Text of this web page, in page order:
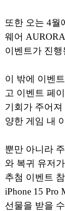
또한 오는 4월
웨어
이벤트가 진
이 밖에 이벤
고 이벤트 페
기회가 주어
양한 게임 내
뿐만 아니라
와 복귀 유저
추첨 이벤트
iPhone 15 Pro
선물을 받을